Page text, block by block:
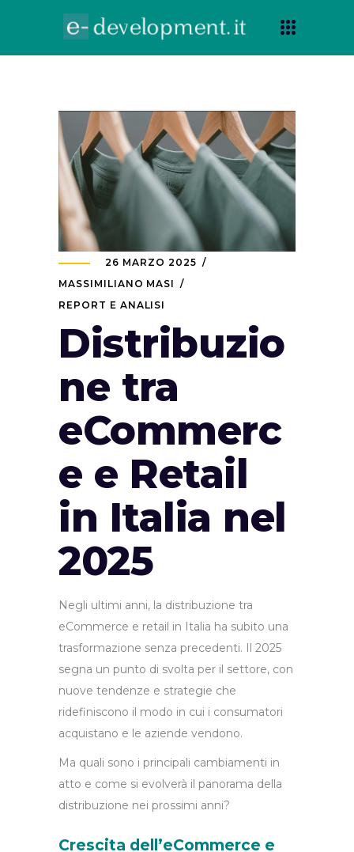
26 MARZO 2025
MASSIMILIANO MASI
REPORT E ANALISI
Distribuzio
ne tra
eCommerc
e e Retail
in Italia nel
2025
Negli ultimi anni, la distribuzione tra
eCommerce e retail in Italia ha subito una
trasformazione senza precedenti. Il 2025
segna un punto di svolta per il settore, con
nuove tendenze e strategie che
ridefiniscono il modo in cui i consumatori
acquistano e le aziende vendono.
Ma quali sono i principali cambiamenti in
atto e come si evolverà il panorama della
distribuzione nei prossimi anni?
Crescita dell’eCommerce e